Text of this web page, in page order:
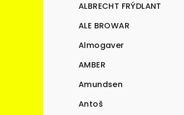
ALBRECHT FRÝDLANT
ALE BROWAR
Almogaver
AMBER
Amundsen
Antoš